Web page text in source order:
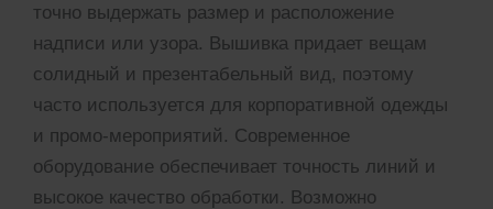
точно выдержать размер и расположение
надписи или узора. Вышивка придает вещам
солидный и презентабельный вид, поэтому
часто используется для корпоративной одежды
и промо-мероприятий. Современное
оборудование обеспечивает точность линий и
высокое качество обработки. Возможно